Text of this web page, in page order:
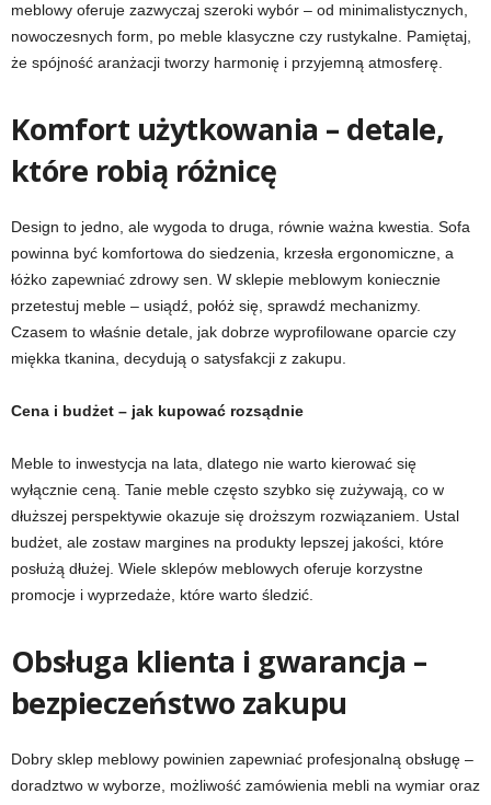
meblowy oferuje zazwyczaj szeroki wybór – od minimalistycznych,
nowoczesnych form, po meble klasyczne czy rustykalne. Pamiętaj,
że spójność aranżacji tworzy harmonię i przyjemną atmosferę.
Komfort użytkowania – detale,
które robią różnicę
Design to jedno, ale wygoda to druga, równie ważna kwestia. Sofa
powinna być komfortowa do siedzenia, krzesła ergonomiczne, a
łóżko zapewniać zdrowy sen. W sklepie meblowym koniecznie
przetestuj meble – usiądź, połóż się, sprawdź mechanizmy.
Czasem to właśnie detale, jak dobrze wyprofilowane oparcie czy
miękka tkanina, decydują o satysfakcji z zakupu.
Cena i budżet – jak kupować rozsądnie
Meble to inwestycja na lata, dlatego nie warto kierować się
wyłącznie ceną. Tanie meble często szybko się zużywają, co w
dłuższej perspektywie okazuje się droższym rozwiązaniem. Ustal
budżet, ale zostaw margines na produkty lepszej jakości, które
posłużą dłużej. Wiele sklepów meblowych oferuje korzystne
promocje i wyprzedaże, które warto śledzić.
Obsługa klienta i gwarancja –
bezpieczeństwo zakupu
Dobry sklep meblowy powinien zapewniać profesjonalną obsługę –
doradztwo w wyborze, możliwość zamówienia mebli na wymiar oraz